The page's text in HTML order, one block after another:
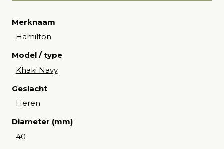
Merknaam
Hamilton
Model / type
Khaki Navy
Geslacht
Heren
Diameter (mm)
40